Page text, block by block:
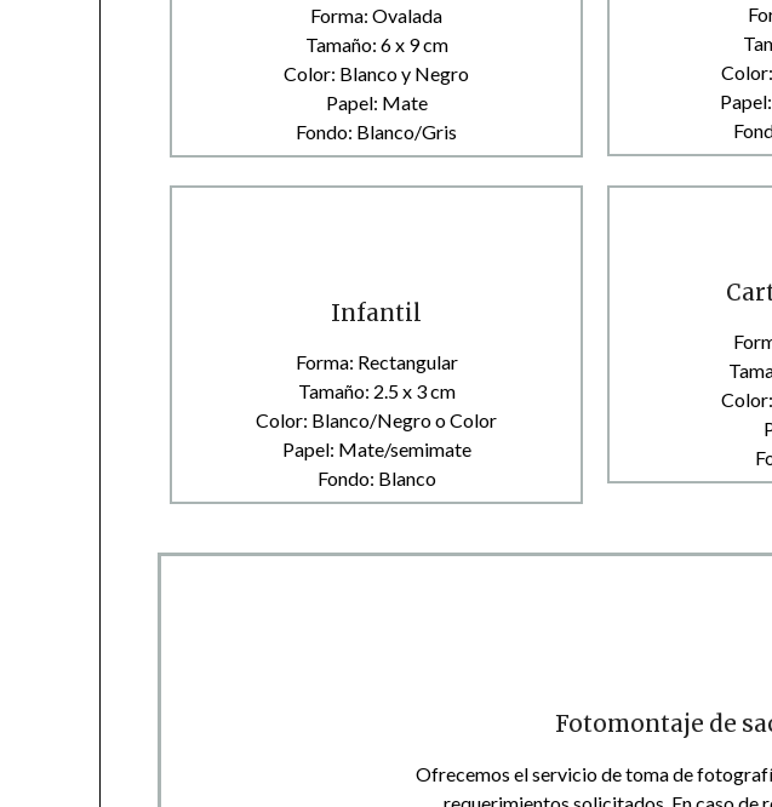
Forma: Ovalada
Tamaño: 6 x 9 cm
Color: Blanco y Negro
Papel: Mate
Fondo: Blanco/Gris
Infantil
Forma: Rectangular
Tamaño: 2.5 x 3 cm
Color: Blanco/Negro o Color
Papel: Mate/semimate
Fondo: Blanco
Fotomontaje de
Ofrecemos el servicio de toma de